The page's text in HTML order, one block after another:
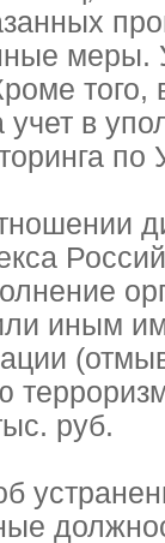
того,
учет в
по
иным
руб.